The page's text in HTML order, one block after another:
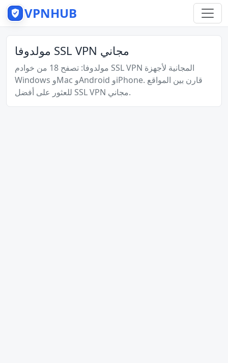
VPNHUB
مولدوفا SSL VPN مجاني
مولدوفا: تصفح 18 من خوادم SSL VPN المجانية لأجهزة
Windows وMac وAndroid وiPhone. قارن بين المواقع
للعثور على أفضل SSL VPN مجاني.